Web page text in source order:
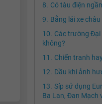
Có tàu điện
Bằng lái xe
Các trường Đại
không?
Chiến tranh
Dầu khí ảnh
Síp sử dụng
Ba Lan, Đan Mạch